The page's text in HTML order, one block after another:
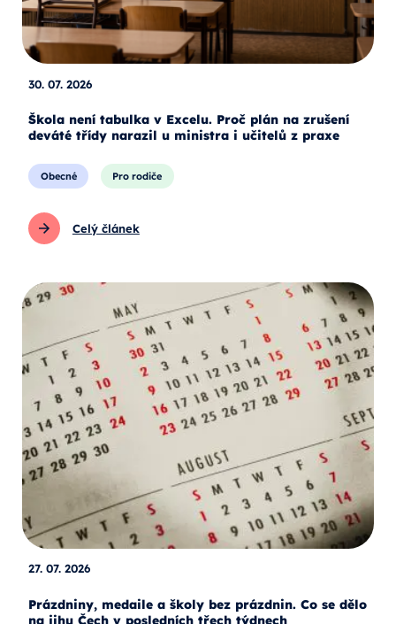
30. 07. 2026
Škola není tabulka v Excelu. Proč plán na zrušení
deváté třídy narazil u ministra i učitelů z praxe
Obecné Pro rodiče
Celý článek
27. 07. 2026
Prázdniny, medaile a školy bez prázdnin. Co se dělo
na jihu Čech v posledních třech týdnech